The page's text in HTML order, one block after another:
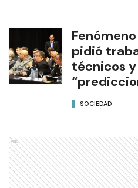
pidió
técnicos
SOCIEDAD
Ads